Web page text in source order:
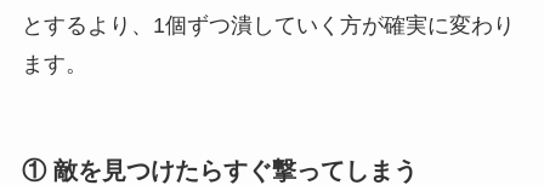
とするより、1個ずつ潰していく方が確実に変わり
ます。
① 敵を見つけたらすぐ撃ってしまう